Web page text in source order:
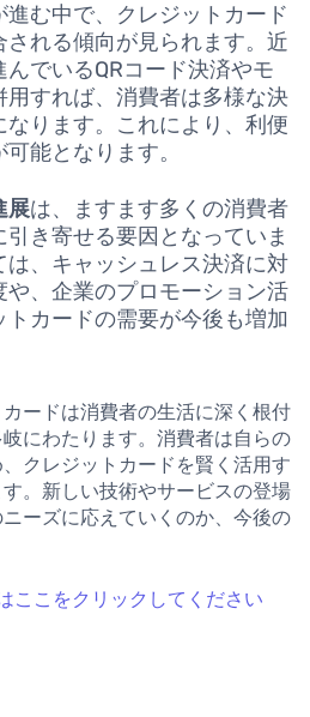
進む中で、クレジットカード
される傾向が見られます。近
でいるQRコード決済やモ
すれば、消費者は多様な決
ります。これにより、利便
能となります。
展は、ますます多くの消費者
き寄せる要因となっていま
、キャッシュレス決済に対
、企業のプロモーション活
カードの需要が今後も増加
ードは消費者の生活に深く根付
にわたります。消費者は自らの
クレジットカードを賢く活用す
。新しい技術やサービスの登場
ーズに応えていくのか、今後の
ここをクリックしてください